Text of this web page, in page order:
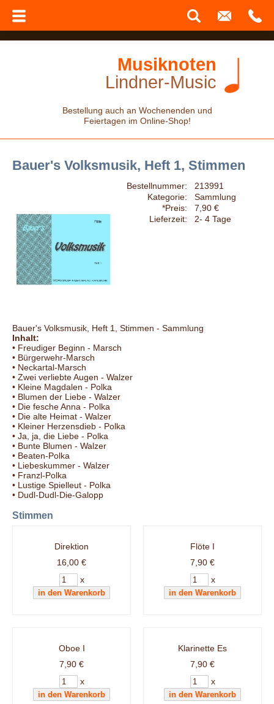
Musiknoten
Lindner-Music
Bestellung auch an Wochenenden und
Feiertagen im Online-Shop!
Bauer's Volksmusik, Heft 1, Stimmen
Bestellnummer:
213991
Kategorie:
Sammlung
*Preis:
7,90 €
Lieferzeit:
2- 4 Tage
Bauer's Volksmusik, Heft 1, Stimmen - Sammlung
Inhalt:
• Freudiger Beginn - Marsch
• Bürgerwehr-Marsch
• Neckartal-Marsch
• Zwei verliebte Augen - Walzer
• Kleine Magdalen - Polka
• Blumen der Liebe - Walzer
• Die fesche Anna - Polka
• Die alte Heimat - Walzer
• Kleiner Herzensdieb - Polka
• Ja, ja, die Liebe - Polka
• Bunte Blumen - Walzer
• Beaten-Polka
• Liebeskummer - Walzer
• Franzl-Polka
• Lustige Spielleut - Polka
• Dudl-Dudl-Die-Galopp
Stimmen
Direktion
16,00 €
x
Flöte I
7,90 €
x
Oboe I
7,90 €
x
Klarinette Es
7,90 €
x